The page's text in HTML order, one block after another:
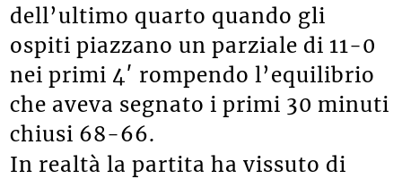
dell’ultimo quarto quando gli
ospiti piazzano un parziale di 11-0
nei primi 4′ rompendo l’equilibrio
che aveva segnato i primi 30 minuti
chiusi 68-66.
In realtà la partita ha vissuto di